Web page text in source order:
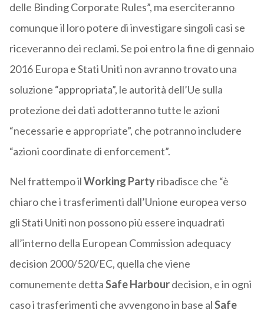
delle Binding Corporate Rules”, ma eserciteranno
comunque il loro potere di investigare singoli casi se
riceveranno dei reclami. Se poi entro la fine di gennaio
2016 Europa e Stati Uniti non avranno trovato una
soluzione “appropriata”, le autorità dell’Ue sulla
protezione dei dati adotteranno tutte le azioni
“necessarie e appropriate”, che potranno includere
“azioni coordinate di enforcement”.
Nel frattempo ilWorking Partyribadisce che “è
chiaro che i trasferimenti dall’Unione europea verso
gli Stati Uniti non possono più essere inquadrati
all’interno della European Commission adequacy
decision 2000/520/EC, quella che viene
comunemente dettaSafe Harbourdecision, e in ogni
caso i trasferimenti che avvengono in base alSafe